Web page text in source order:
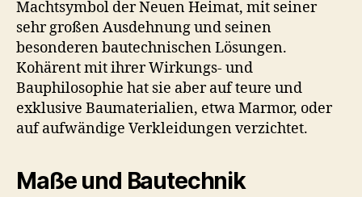
Machtsymbol der Neuen Heimat, mit seiner
sehr großen Ausdehnung und seinen
besonderen bautechnischen Lösungen.
Kohärent mit ihrer Wirkungs- und
Bauphilosophie hat sie aber auf teure und
exklusive Baumaterialien, etwa Marmor, oder
auf aufwändige Verkleidungen verzichtet.
Maße und Bautechnik